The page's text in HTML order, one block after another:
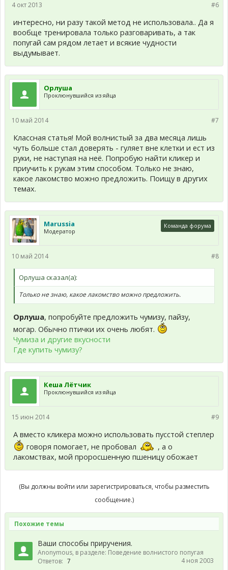
#6
4 окт 2013
интересно, ни разу такой метод не использовала.. Да я
вообще тренировала только разговаривать, а так
попугай сам рядом летает и всякие чудности
выдумывает.
Орлуша
Проклюнувшийся из яйца
#7
10 май 2014
Классная статья! Мой волнистый за два месяца лишь
чуть больше стал доверять - гуляет вне клетки и ест из
руки, не наступая на неё. Попробую найти кликер и
приучить к рукам этим способом. Только не знаю,
какое лакомство можно предложить. Поищу в других
темах.
Marussia
Модератор
Команда форума
#8
10 май 2014
Орлуша сказал(а):
Только не знаю, какое лакомство можно предложить.
Орлуша, попробуйте предложить чумизу, пайзу,
могар. Обычно птички их очень любят.
Чумиза и другие вкусности
Где купить чумизу?
Кеша Лётчик
Проклюнувшийся из яйца
#9
15 июн 2014
А вместо кликера можно использовать пусстой степлер
говоря помогает, не пробовал
, а о
лакомствах, мой проросшенную пшеницу обожает
(Вы должны войти или зарегистрироваться, чтобы разместить
сообщение.)
Похожие темы
Ваши способы приручения.
Anonymous, в разделе: Поведение волнистого попугая
Ответов: 7 4 ноя 2003